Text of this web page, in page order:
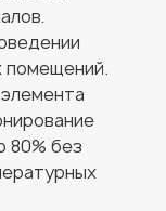
помещений.
80% без